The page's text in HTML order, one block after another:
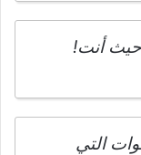
حيث أنت!
التي